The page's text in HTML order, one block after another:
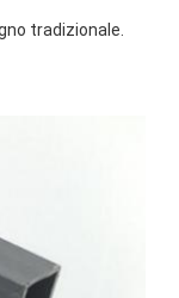
tradizionale.